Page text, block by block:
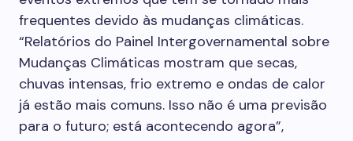
frequentes devido às mudanças climáticas.
“Relatórios do Painel Intergovernamental sobre
Mudanças Climáticas mostram que secas,
chuvas intensas, frio extremo e ondas de calor
já estão mais comuns. Isso não é uma previsão
para o futuro; está acontecendo agora”,